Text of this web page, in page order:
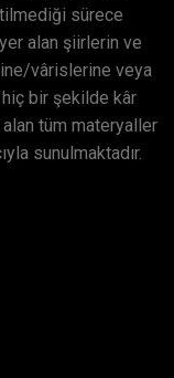
sürece
alan şiirlerin ve
vârislerine veya
bir şekilde kâr
tüm materyaller
sunulmaktadır.